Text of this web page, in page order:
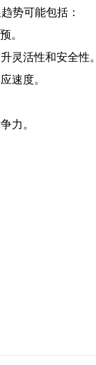
势可能包括：
。
灵活性和安全性。
速度。
力。